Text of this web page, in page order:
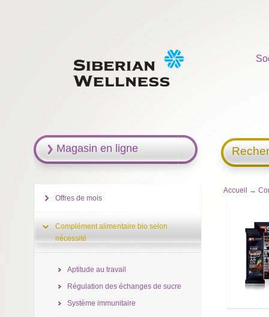
Accueil →
Magasin en ligne
Offres de mois
Complément alimentaire bio selon
nécessité
Aptitude au travail
Régulation des échanges de sucre
Système immunitaire